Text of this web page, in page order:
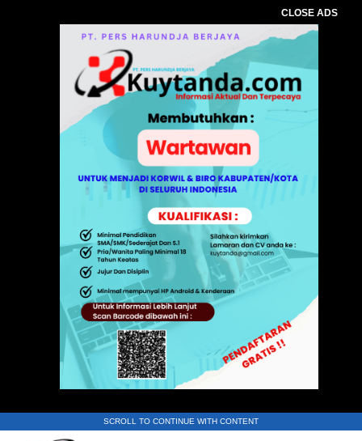
CLOSE ADS
SCROLL TO CONTINUE WITH CONTENT